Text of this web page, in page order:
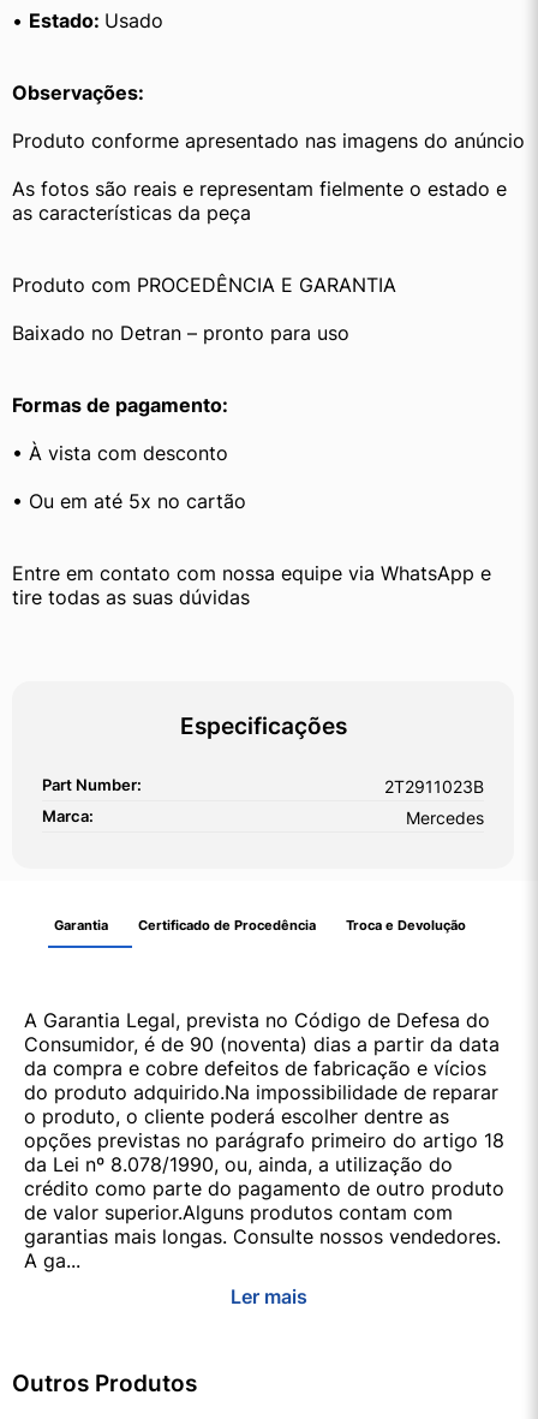
• Estado: Usado
Observações:
Produto conforme apresentado nas imagens do anúncio
As fotos são reais e representam fielmente o estado e
as características da peça
Produto com PROCEDÊNCIA E GARANTIA
Baixado no Detran – pronto para uso
Formas de pagamento:
• À vista com desconto
• Ou em até 5x no cartão
Entre em contato com nossa equipe via WhatsApp e
tire todas as suas dúvidas
Especificações
Part Number: 2T2911023B
Marca: Mercedes
Garantia Certificado de Procedência Troca e Devolução
A Garantia Legal, prevista no Código de Defesa do
Consumidor, é de 90 (noventa) dias a partir da data
da compra e cobre defeitos de fabricação e vícios
do produto adquirido.Na impossibilidade de reparar
o produto, o cliente poderá escolher dentre as
opções previstas no parágrafo primeiro do artigo 18
da Lei nº 8.078/1990, ou, ainda, a utilização do
crédito como parte do pagamento de outro produto
de valor superior.Alguns produtos contam com
garantias mais longas. Consulte nossos vendedores.
A ga...
Ler mais
Outros Produtos